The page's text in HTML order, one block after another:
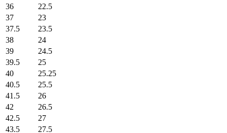
36
22.5
37
23
37.5
23.5
38
24
39
24.5
39.5
25
40
25.25
40.5
25.5
41.5
26
42
26.5
42.5
27
43.5
27.5